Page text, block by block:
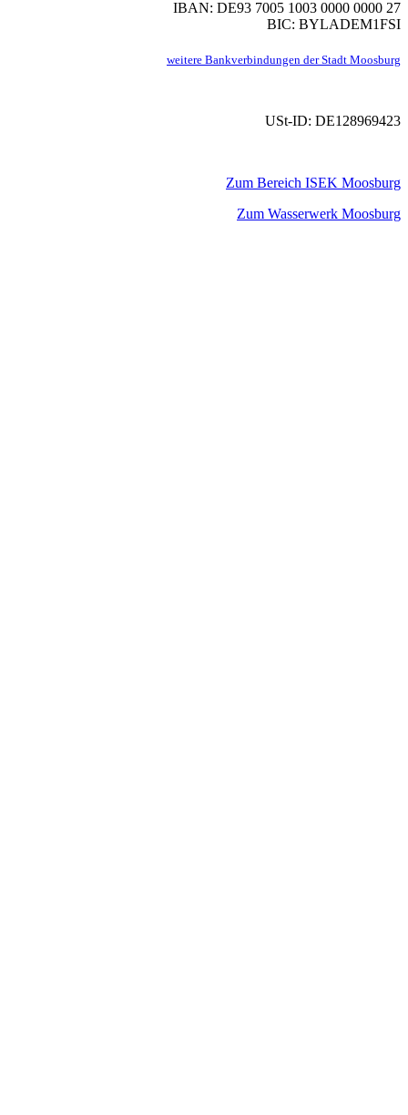
IBAN: DE93 7005 1003 0000 0000 27
BIC: BYLADEM1FSI
weitere Bankverbindungen der Stadt Moosburg
USt-ID: DE128969423
Zum Bereich ISEK Moosburg
Zum Wasserwerk Moosburg